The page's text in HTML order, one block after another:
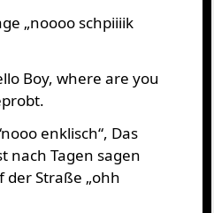
„noooo schpiiiik
Boy, where are you
enklisch“, Das
nach Tagen sagen
Straße „ohh